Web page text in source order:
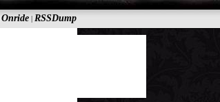
Onride| RSSDump